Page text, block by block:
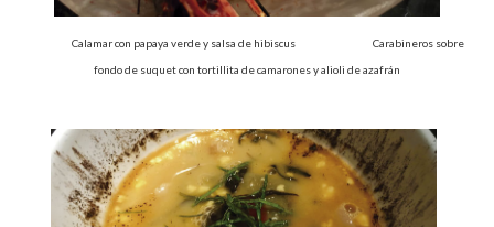
Calamar con papaya verde y salsa de hibiscus Carabineros sobre
fondo de suquet con tortillita de camarones y alioli de azafrán